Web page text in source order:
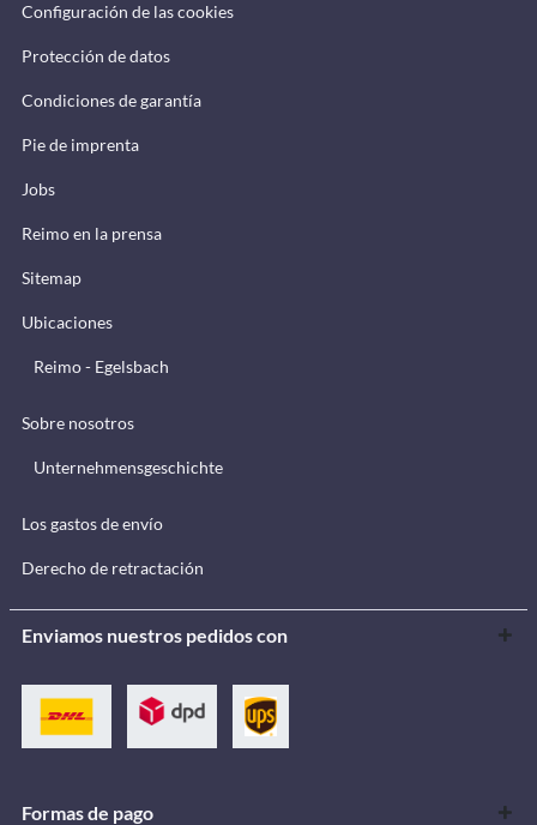
Configuración de las cookies
Protección de datos
Condiciones de garantía
Pie de imprenta
Jobs
Reimo en la prensa
Sitemap
Ubicaciones
Reimo - Egelsbach
Sobre nosotros
Unternehmensgeschichte
Los gastos de envío
Derecho de retractación
Enviamos nuestros pedidos con
Formas de pago